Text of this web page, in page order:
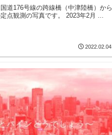
道176号線の跨線橋（中津陸橋）から
点観測の写真です。 2023年2月 ...
2022.02.04